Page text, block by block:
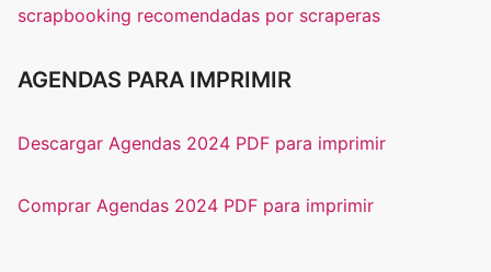
scrapbooking recomendadas por scraperas
AGENDAS PARA IMPRIMIR
Descargar Agendas 2024 PDF para imprimir
Comprar Agendas 2024 PDF para imprimir